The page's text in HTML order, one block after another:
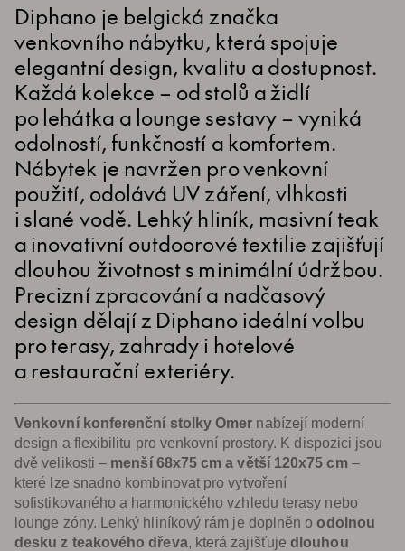
Diphano je belgická značka
venkovního nábytku, která spojuje
elegantní design, kvalitu a dostupnost.
Každá kolekce – od stolů a židlí
po lehátka a lounge sestavy – vyniká
odolností, funkčností a komfortem.
Nábytek je navržen pro venkovní
použití, odolává UV záření, vlhkosti
i slané vodě. Lehký hliník, masivní teak
a inovativní outdoorové textilie zajišťují
dlouhou životnost s minimální údržbou.
Precizní zpracování a nadčasový
design dělají z Diphano ideální volbu
pro terasy, zahrady i hotelové
a restaurační exteriéry.
Venkovní konferenční stolky Omer nabízejí moderní
design a flexibilitu pro venkovní prostory. K dispozici jsou
dvě velikosti – menší 68x75 cm a větší 120x75 cm –
které lze snadno kombinovat pro vytvoření
sofistikovaného a harmonického vzhledu terasy nebo
lounge zóny. Lehký hliníkový rám je doplněn oodolnou
desku z teakového dřeva, která zajišťujedlouhou